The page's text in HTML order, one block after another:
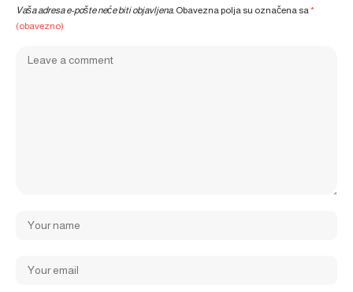
Vaša adresa e-pošte neće biti objavljena. Obavezna polja su označena sa*
(obavezno)